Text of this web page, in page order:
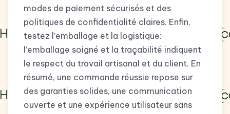
modes de paiement sécurisés et des
politiques de confidentialité claires. Enfin,
testez l’emballage et la logistique:
l’emballage soigné et la traçabilité indiquent
le respect du travail artisanal et du client. En
résumé, une commande réussie repose sur
des garanties solides, une communication
ouverte et une expérience utilisateur sans